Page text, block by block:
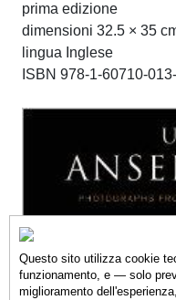
prima edizione
dimensioni 32.5 × 35
lingua Inglese
ISBN 978-1-60710-
Questo sito utilizza cookie
funzionamento, e — solo
miglioramento